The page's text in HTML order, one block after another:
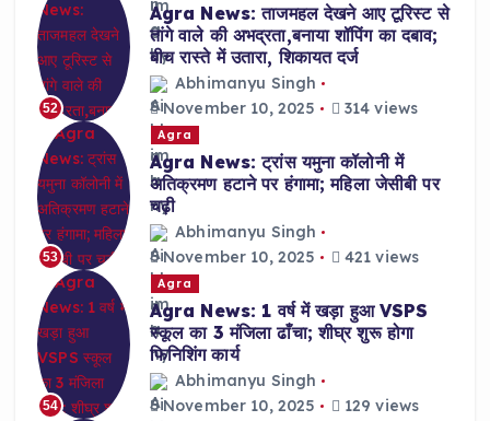
52
Agra News: ताजमहल देखने आए टूरिस्ट से
तांगे वाले की अभद्रता,बनाया शॉपिंग का दबाव;
बीच रास्ते में उतारा, शिकायत दर्ज
Abhimanyu Singh
November 10, 2025
314 views
53
Agra
Agra News: ट्रांस यमुना कॉलोनी में
अतिक्रमण हटाने पर हंगामा; महिला जेसीबी पर
चढ़ी
Abhimanyu Singh
November 10, 2025
421 views
54
Agra
Agra News: 1 वर्ष में खड़ा हुआ VSPS
स्कूल का 3 मंजिला ढाँचा; शीघ्र शुरू होगा
फिनिशिंग कार्य
Abhimanyu Singh
November 10, 2025
129 views